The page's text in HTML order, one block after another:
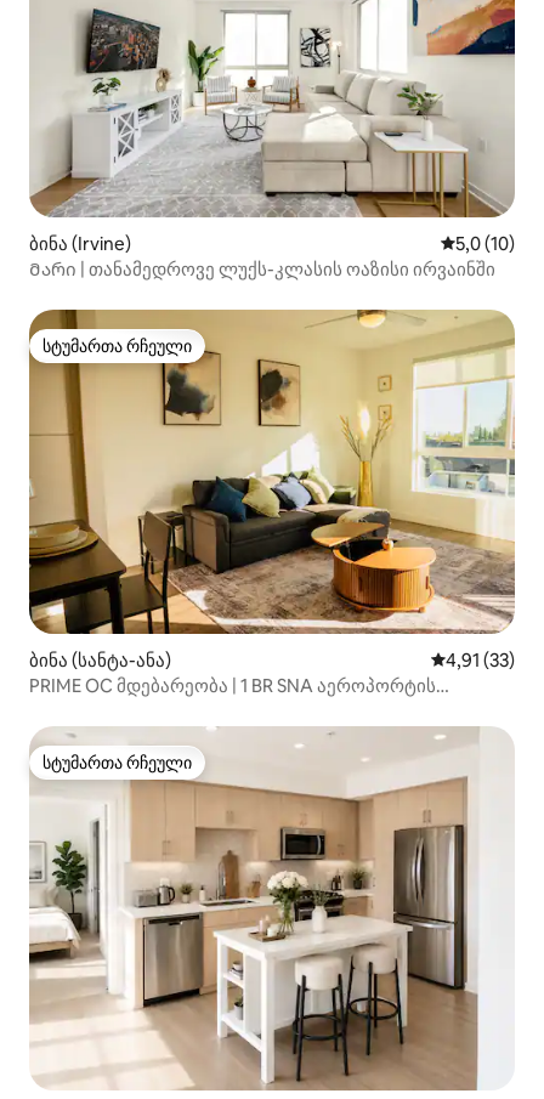
ბინა (Irvine) საშუალო
5,0 (10)
Მარი | თანამედროვე ლუქს-კლასის ოაზისი ირვაინში
სტუმართა რჩეული
სტუმართა რჩეული
ბინა (სანტა-ანა) საშუალო
4,91 (33)
PRIME OC მდებარეობა | 1 BR SNA აეროპორტის
სტუმართა რჩეული
სტუმართა რჩეული